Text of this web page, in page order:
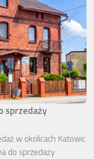
sprzedaży
w okolicach Katowic
do sprzedaży